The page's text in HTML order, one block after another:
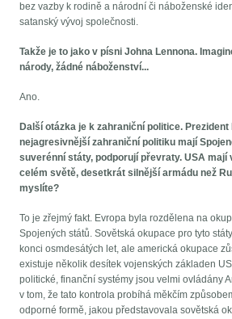
bez vazby k rodině a národní či náboženské
satanský vývoj společnosti.
Takže je to jako v písni Johna Lennona.
národy, žádné náboženství...
Ano.
Další otázka je k zahraniční politice. Prezident
nejagresivnější zahraniční politiku mají
suverénní státy, podporují převraty. USA mají
celém světě, desetkrát silnější armádu než
myslíte?
To je zřejmý fakt. Evropa byla rozdělena na
Spojených států. Sovětská okupace pro tyto
konci osmdesátých let, ale americká okupace
existuje několik desítek vojenských základen
politické, finanční systémy jsou velmi ovládány
v tom, že tato kontrola probíhá měkčím
odporné formě, jakou představovala sovětská